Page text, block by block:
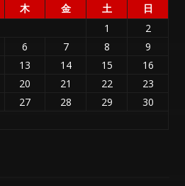
木 金 土
日
1
2
6 7 8
9
13 14 15
16
20 21 22
23
27 28 29
30